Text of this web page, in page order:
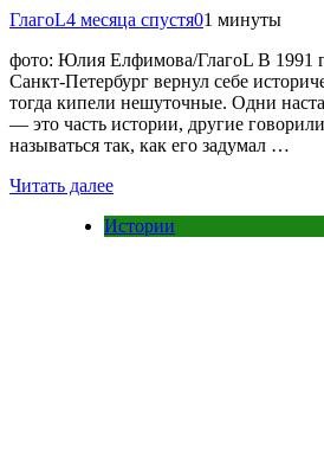
ГлагоL4 месяца спустя01 минуты
фото: Юлия Елфимова/ГлагоL В 1991
Санкт-Петербург вернул себе
тогда кипели нешуточные. Одни
— это часть истории, другие
называться так, как его задумал …
Читать далее
Истории